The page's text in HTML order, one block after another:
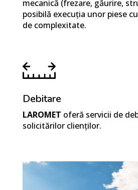
mecanică (frezare, găurire,
posibilă execuția unor piese
de complexitate.
Debitare
LAROMET oferă servicii de
solicitărilor clienților.